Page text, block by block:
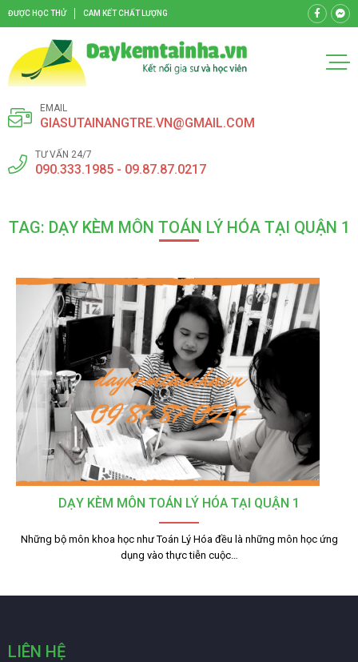
ĐƯỢC HỌC THỬ CAM KẾT CHẤT LƯỢNG
EMAIL
GIASUTAINANGTRE.VN@GMAIL.COM
TƯ VẤN 24/7
090.333.1985 - 09.87.87.0217
TAG: DẠY KÈM MÔN TOÁN LÝ HÓA TẠI QUẬN 1
DẠY KÈM MÔN TOÁN LÝ HÓA TẠI QUẬN 1
Những bộ môn khoa học như Toán Lý Hóa đều là những môn học ứng
dụng vào thực tiễn cuộc…
LIÊN HỆ